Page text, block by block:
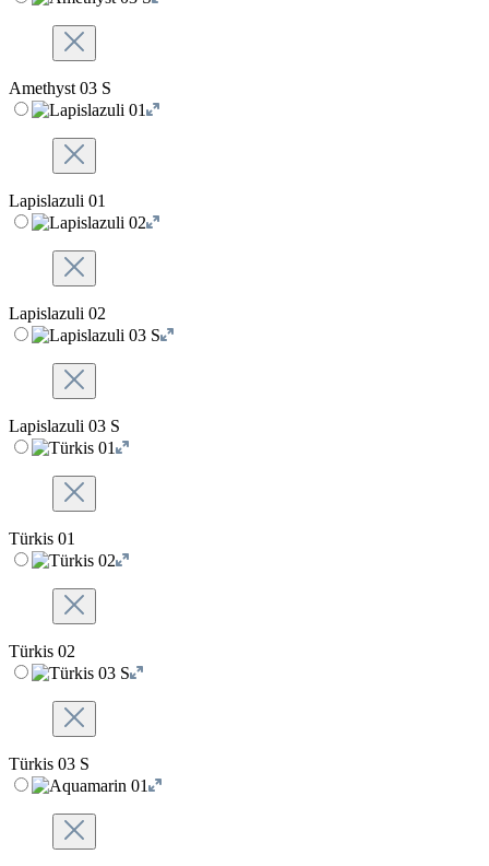
Amethyst 03 S
Lapislazuli 01
Lapislazuli 02
Lapislazuli 03 S
Türkis 01
Türkis 02
Türkis 03 S